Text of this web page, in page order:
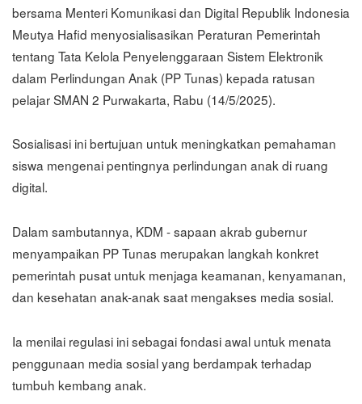
bersama Menteri Komunikasi dan Digital Republik Indonesia
Meutya Hafid menyosialisasikan Peraturan Pemerintah
tentang Tata Kelola Penyelenggaraan Sistem Elektronik
dalam Perlindungan Anak (PP Tunas) kepada ratusan
pelajar SMAN 2 Purwakarta, Rabu (14/5/2025).
Sosialisasi ini bertujuan untuk meningkatkan pemahaman
siswa mengenai pentingnya perlindungan anak di ruang
digital.
Dalam sambutannya, KDM - sapaan akrab gubernur
menyampaikan PP Tunas merupakan langkah konkret
pemerintah pusat untuk menjaga keamanan, kenyamanan,
dan kesehatan anak-anak saat mengakses media sosial.
Ia menilai regulasi ini sebagai fondasi awal untuk menata
penggunaan media sosial yang berdampak terhadap
tumbuh kembang anak.